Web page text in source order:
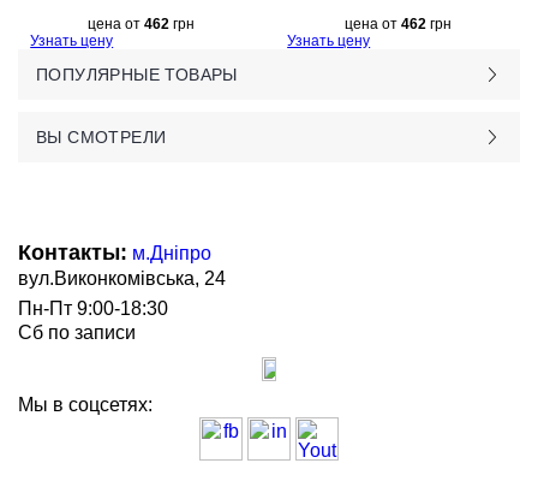
цена от 462грн
Узнать цену
цена от 462грн
Узнать цену
ПОПУЛЯРНЫЕ ТОВАРЫ
ВЫ СМОТРЕЛИ
Контакты: м.Дніпро
вул.Виконкомівська, 24
Пн-Пт 9:00-18:30
Сб по записи
Мы в соцсетях: